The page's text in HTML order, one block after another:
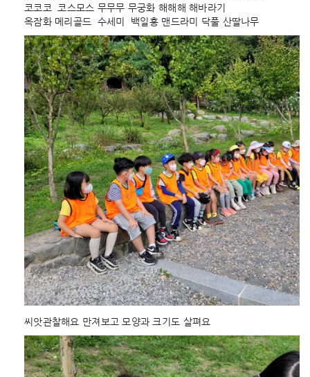
코코코  코스모스 무무무 무궁화 해해해 해바라기
옥잠화 메리골드  수세미  백일홍 맨드라미 닥풀 산딸나무
씨앗관찰해요 만져보고 모양과 크기도 살펴요